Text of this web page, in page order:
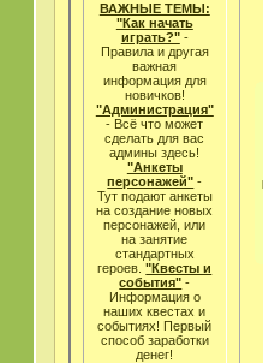
ВАЖНЫЕ ТЕМЫ:
"Как начать
играть?"-
Правила и другая
важная
информация для
новичков!
"Администрация"
- Всё что может
cделать для вас
админы здесь!
"Анкеты
персонажей" -
Тут подают анкеты
на создание новых
персонажей, или
на занятие
стандартных
героев."Квесты и
события" -
Информация о
наших квестах и
событиях! Первый
способ заработки
денег!